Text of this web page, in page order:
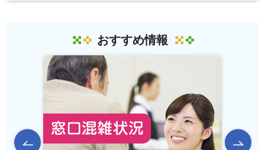
おすすめ情報
前のスライドを表示